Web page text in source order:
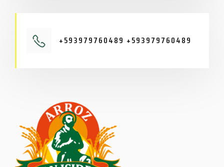
+593979760489 +593979760489